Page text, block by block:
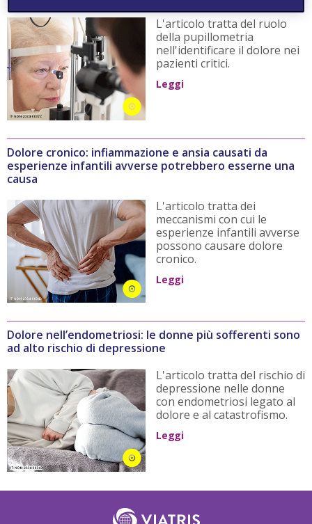
L'articolo tratta del ruolo
della pupillometria
nell'identificare il dolore nei
pazienti critici.
Leggi
Dolore cronico: infiammazione e ansia causati da
esperienze infantili avverse potrebbero esserne una
causa
L'articolo tratta dei
meccanismi con cui le
esperienze infantili avverse
possono causare dolore
cronico.
Leggi
Dolore nell’endometriosi: le donne più sofferenti sono
ad alto rischio di depressione
L'articolo tratta del rischio di
depressione nelle donne
con endometriosi legato al
dolore e al catastrofismo.
Leggi